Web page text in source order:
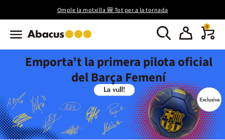
Omple la motxilla 🎒 Tot per a la tornada
0
Emporta’t la primera pilota oficial
del Barça Femení